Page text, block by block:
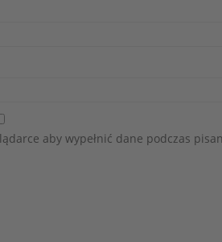
aby wypełnić dane podczas